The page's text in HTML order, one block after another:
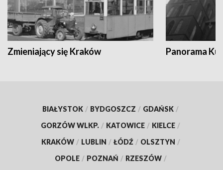
Zmieniający się Kraków Panorama
BIAŁYSTOK / BYDGOSZCZ / GDAŃSK /
GORZÓW WLKP. / KATOWICE / KIELCE /
KRAKÓW / LUBLIN / ŁÓDŹ / OLSZTYN /
OPOLE / POZNAŃ / RZESZÓW /